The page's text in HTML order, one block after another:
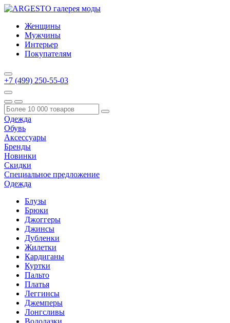
Женщины
Мужчины
Интерьер
Покупателям
+7 (499) 250-55-03
Одежда
Обувь
Аксессуары
Бренды
Новинки
Скидки
Специальное предложение
Одежда
Блузы
Брюки
Джоггеры
Джинсы
Дубленки
Жилетки
Кардиганы
Куртки
Пальто
Платья
Леггинсы
Джемперы
Лонгсливы
Водолазки